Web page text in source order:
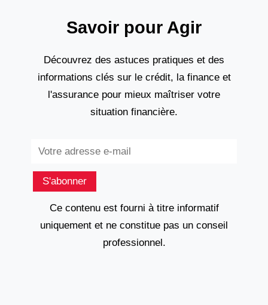
Savoir pour Agir
Découvrez des astuces pratiques et des
informations clés sur le crédit, la finance et
l'assurance pour mieux maîtriser votre
situation financière.
S'abonner
Ce contenu est fourni à titre informatif
uniquement et ne constitue pas un conseil
professionnel.